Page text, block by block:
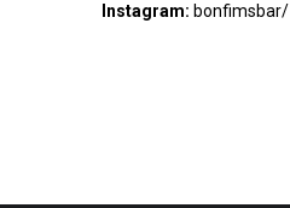
Instagram: bonfimsbar/